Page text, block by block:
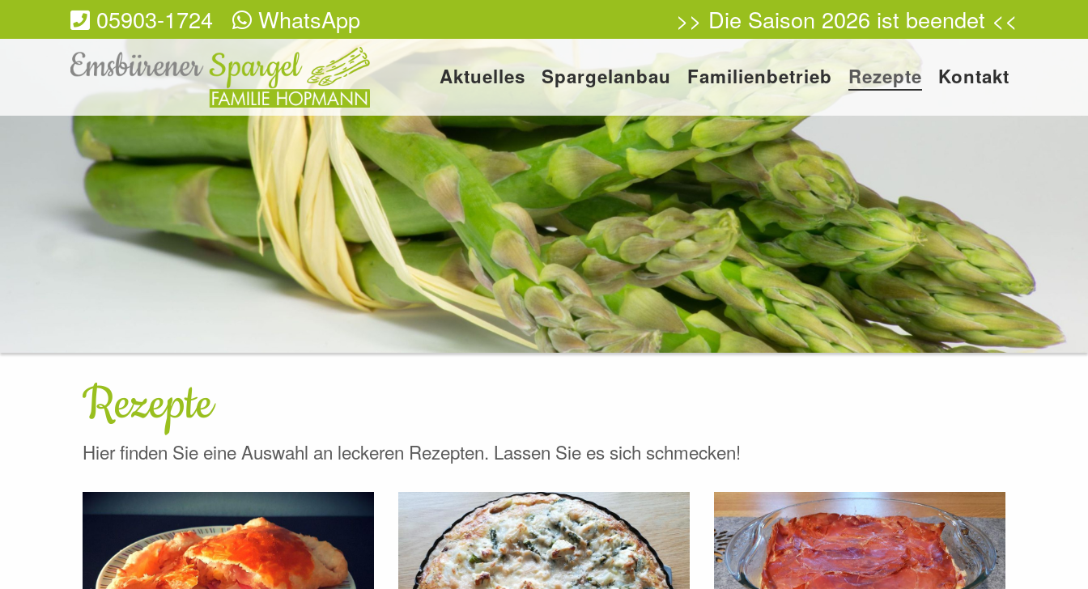
05903-1724 WhatsApp >> Die Saison 2026 ist beendet <<
Aktuelles Spargelanbau Familienbetrieb Rezepte Kontakt
Rezepte
Hier finden Sie eine Auswahl an leckeren Rezepten. Lassen Sie es sich schmecken!